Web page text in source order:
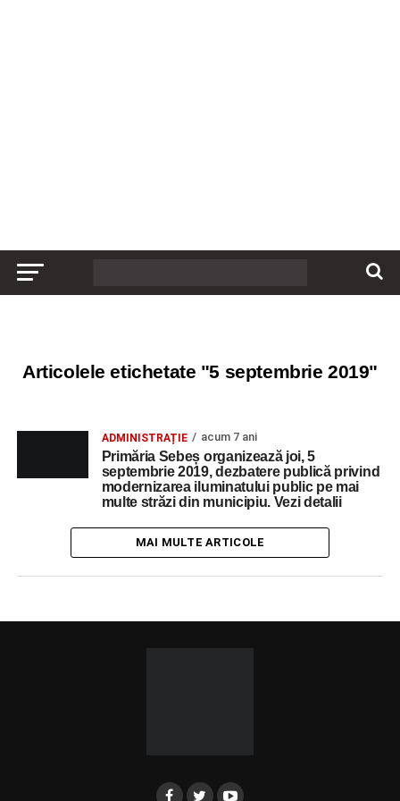
Articolele etichetate "5 septembrie 2019"
ADMINISTRAȚIE acum 7 ani
Primăria Sebeș organizează joi, 5
septembrie 2019, dezbatere publică privind
modernizarea iluminatului public pe mai
multe străzi din municipiu. Vezi detalii
MAI MULTE ARTICOLE